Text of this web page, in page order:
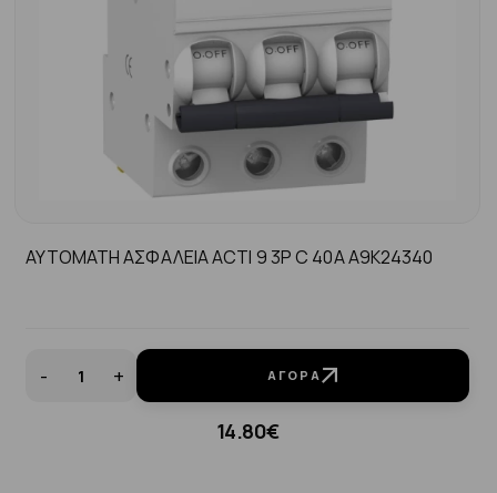
ΑΥΤΟΜΑΤΗ ΑΣΦΑΛΕΙΑ ACTI 9 3P C 40A A9K24340
- + ΑΓΟΡΆ
14.80€